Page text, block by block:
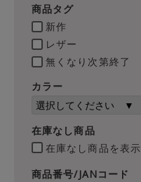
商品タグ
新作
レザー
無くなり次第終了
カラー
在庫なし商品
在庫なし商品を表示
商品番号/JANコード